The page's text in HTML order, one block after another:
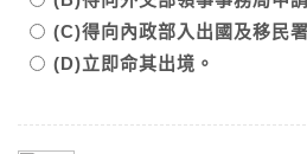
(C)得向內政部入出國及移民
(D)立即命其出境。